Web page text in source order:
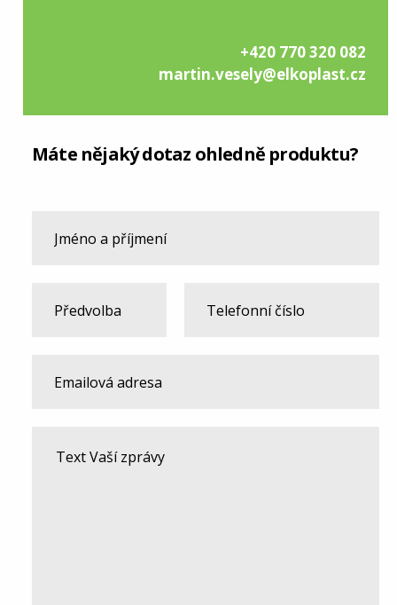
+420 770 320 082
martin.vesely@elkoplast.cz
Máte nějaký dotaz ohledně produktu?